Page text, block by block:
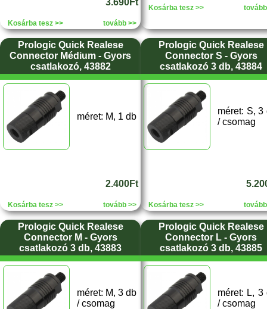
3.690Ft
Kosárba tesz >> tovább >>
Kosárba tesz >>
Prologic Quick Realese
Connector Médium - Gyors
csatlakozó, 43882
méret: M, 1 db
2.400Ft
Kosárba tesz >> tovább >>
Prologic Quick Realese
Connector S - Gyors
csatlakozó 3 db, 43884
méret: S, 3
/ csomag
Kosárba tesz >>
Prologic Quick Realese
Connector M - Gyors
csatlakozó 3 db, 43883
méret: M, 3 db
/ csomag
Prologic Quick Realese
Connector L - Gyors
csatlakozó 3 db, 43885
méret: L, 3
/ csomag